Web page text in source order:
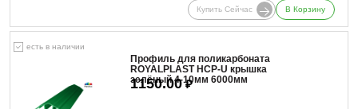
Купить Сейчас В Корзину
есть в наличии
Профиль для поликарбоната
ROYALPLAST HCP-U крышка
зелёный 4-10мм 6000мм
1150.00₽